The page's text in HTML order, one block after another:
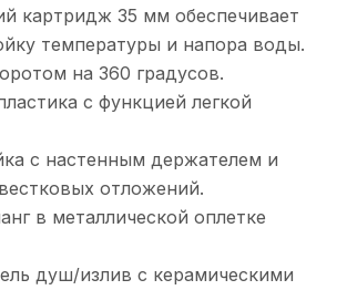
картридж 35 мм обеспечивает
температуры и напора воды.
на 360 градусов.
с функцией легкой
с настенным держателем и
отложений.
в металлической оплетке
душ/излив с керамическими